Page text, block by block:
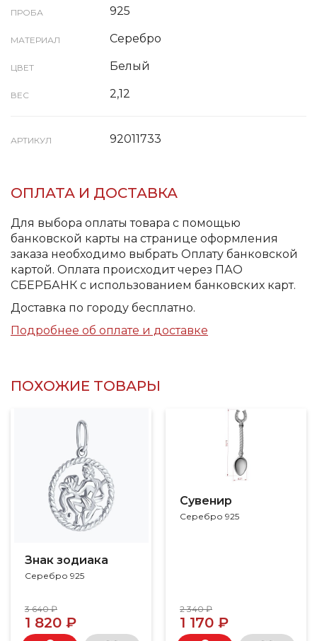
ПРОБА 925
МАТЕРИАЛ Серебро
ЦВЕТ Белый
ВЕС 2,12
АРТИКУЛ 92011733
ОПЛАТА И ДОСТАВКА
Для выбора оплаты товара с помощью
банковской карты на странице оформления
заказа необходимо выбрать Оплату банковской
картой. Оплата происходит через ПАО
СБЕРБАНК с использованием банковских карт.
Доставка по городу бесплатно.
Подробнее об оплате и доставке
ПОХОЖИЕ ТОВАРЫ
Знак зодиака
Серебро 925
3 640 ₽
1 820 ₽
Сувенир
Серебро 925
2 340 ₽
1 170 ₽